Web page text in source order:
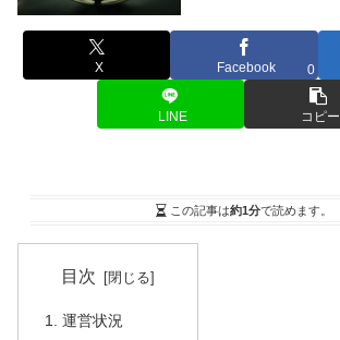
X Facebook 0
LINE コピー
この記事は約1分で読めます。
目次
運営状況